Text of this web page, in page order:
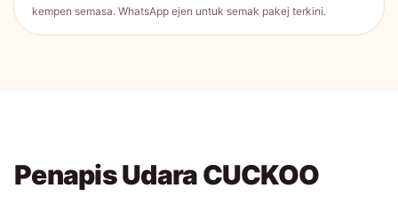
kempen semasa. WhatsApp ejen untuk semak pakej terkini.
Penapis Udara CUCKOO